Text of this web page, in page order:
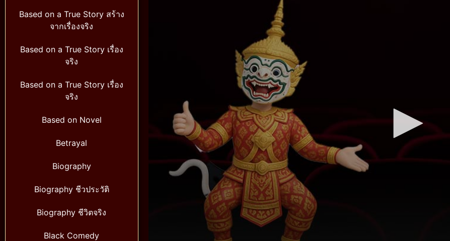
Based on a True Story สร้าง
จากเรื่องจริง
Based on a True Story เรื่อง
จริง
Based on a True Story เรื่อง
จริง
Based on Novel
Betrayal
Biography
Biography ชีวประวัติ
Biography ชีวิตจริง
Black Comedy